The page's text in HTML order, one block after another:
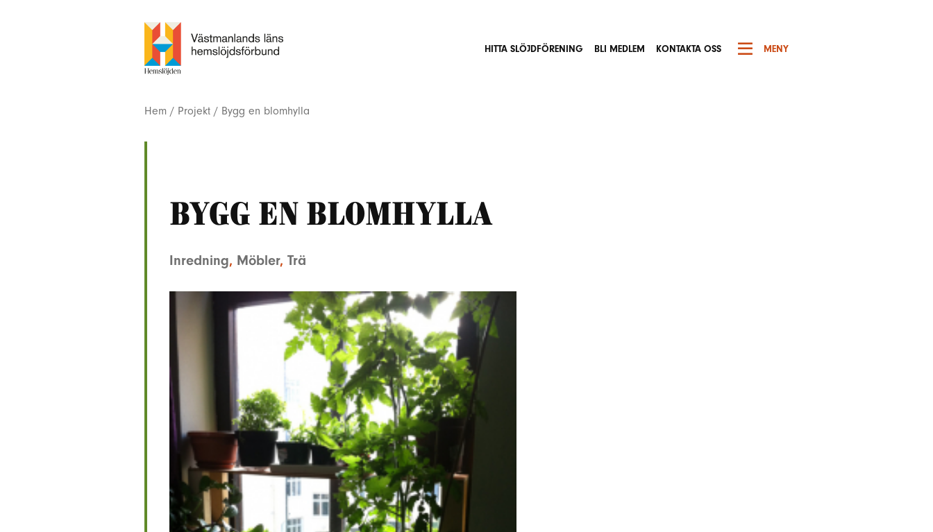
HITTA SLÖJDFÖRENING BLI MEDLEM KONTAKTA OSS MENY
Hem / Projekt / Bygg en blomhylla
Bygg en blomhylla
Inredning, Möbler, Trä